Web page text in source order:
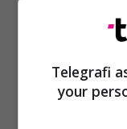
Telegrafi
your